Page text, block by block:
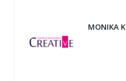
MONIKA